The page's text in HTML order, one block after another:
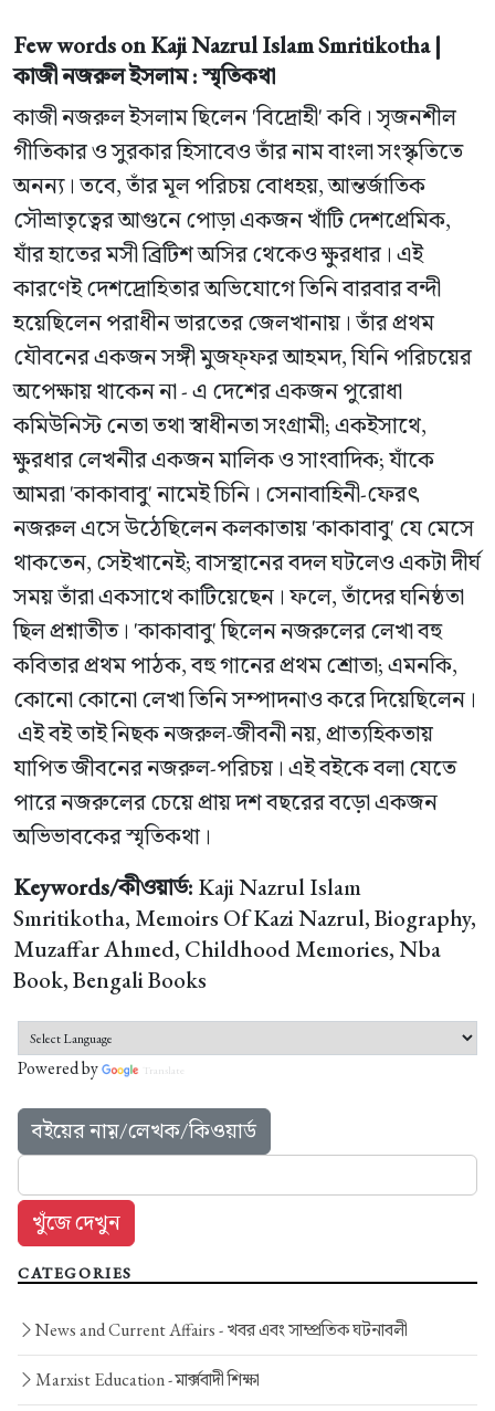
Few words on Kaji Nazrul Islam Smritikotha |
কাজী নজরুল ইসলাম : স্মৃতিকথা
কাজী নজরুল ইসলাম ছিলেন 'বিদ্রোহী' কবি। সৃজনশীল
গীতিকার ও সুরকার হিসাবেও তাঁর নাম বাংলা সংস্কৃতিতে
অনন্য। তবে, তাঁর মূল পরিচয় বোধহয়, আন্তর্জাতিক
সৌভ্রাতৃত্বের আগুনে পোড়া একজন খাঁটি দেশপ্রেমিক,
যাঁর হাতের মসী ব্রিটিশ অসির থেকেও ক্ষুরধার। এই
কারণেই দেশদ্রোহিতার অভিযোগে তিনি বারবার বন্দী
হয়েছিলেন পরাধীন ভারতের জেলখানায়। তাঁর প্রথম
যৌবনের একজন সঙ্গী মুজফ্ফর আহমদ, যিনি পরিচয়ের
অপেক্ষায় থাকেন না - এ দেশের একজন পুরোধা
কমিউনিস্ট নেতা তথা স্বাধীনতা সংগ্রামী; একইসাথে,
ক্ষুরধার লেখনীর একজন মালিক ও সাংবাদিক; যাঁকে
আমরা 'কাকাবাবু' নামেই চিনি। সেনাবাহিনী-ফেরৎ
নজরুল এসে উঠেছিলেন কলকাতায় 'কাকাবাবু' যে মেসে
থাকতেন, সেইখানেই; বাসস্থানের বদল ঘটলেও একটা দীর্ঘ
সময় তাঁরা একসাথে কাটিয়েছেন। ফলে, তাঁদের ঘনিষ্ঠতা
ছিল প্রশ্নাতীত। 'কাকাবাবু' ছিলেন নজরুলের লেখা বহু
কবিতার প্রথম পাঠক, বহু গানের প্রথম শ্রোতা; এমনকি,
কোনো কোনো লেখা তিনি সম্পাদনাও করে দিয়েছিলেন।
এই বই তাই নিছক নজরুল-জীবনী নয়, প্রাত্যহিকতায়
যাপিত জীবনের নজরুল-পরিচয়। এই বইকে বলা যেতে
পারে নজরুলের চেয়ে প্রায় দশ বছরের বড়ো একজন
অভিভাবকের স্মৃতিকথা।
Keywords/কীওয়ার্ড: Kaji Nazrul Islam
Smritikotha, Memoirs Of Kazi Nazrul, Biography,
Muzaffar Ahmed, Childhood Memories, Nba
Book, Bengali Books
Powered by Translate
বইয়ের নাম়/লেখক/কিওয়ার্ড
CATEGORIES
News and Current Affairs -খবর এবং সাম্প্রতিক ঘটনাবলী
Marxist Education -মার্ক্সবাদী শিক্ষা